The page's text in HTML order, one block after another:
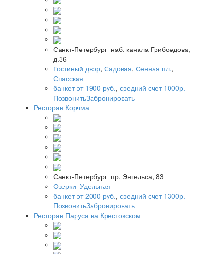
Санкт-Петербург, наб. канала Грибоедова,
д.36
Гостиный двор, Садовая, Сенная пл.,
Спасская
банкет от 1900 руб., средний счет 1000р.
ПозвонитьЗабронировать
Ресторан Корчма
Санкт-Петербург, пр. Энгельса, 83
Озерки, Удельная
банкет от 2000 руб., средний счет 1300р.
ПозвонитьЗабронировать
Ресторан Паруса на Крестовском